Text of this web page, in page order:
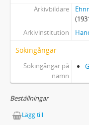
Arkivbildare
Arkivinstitution
Sökingångar
Sökingångar på
namn
Beställningar
Lägg till